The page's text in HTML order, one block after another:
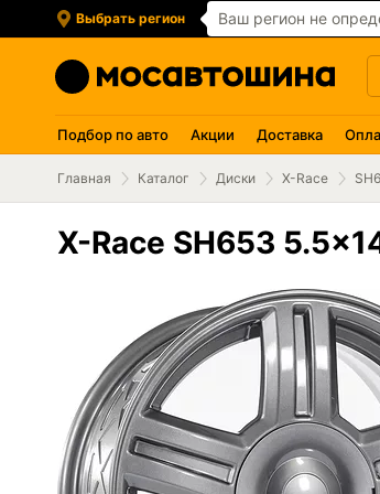
Выбрать регион Ваш регион не
Подбор по авто Акции Доставка
Главная Каталог Диски X-Race
X-Race SH653